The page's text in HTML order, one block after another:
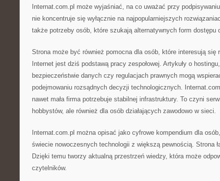
Internat.com.pl może wyjaśniać, na co uważać przy
nie koncentruje się wyłącznie na najpopularniejszych
także potrzeby osób, które szukają alternatywnych form dostępu
Strona może być również pomocna dla osób, które interesują się
Internet jest dziś podstawą pracy zespołowej. Artykuły o
bezpieczeństwie danych czy regulacjach prawnych mogą
podejmowaniu rozsądnych decyzji technologicznych.
nawet mała firma potrzebuje stabilnej infrastruktury. To czyni
hobbystów, ale również dla osób działających zawodowo w sieci.
Internat.com.pl można opisać jako cyfrowe kompendium dla
świecie nowoczesnych technologii z większą pewnością. Strona
Dzięki temu tworzy aktualną przestrzeń wiedzy, która może
czytelników.